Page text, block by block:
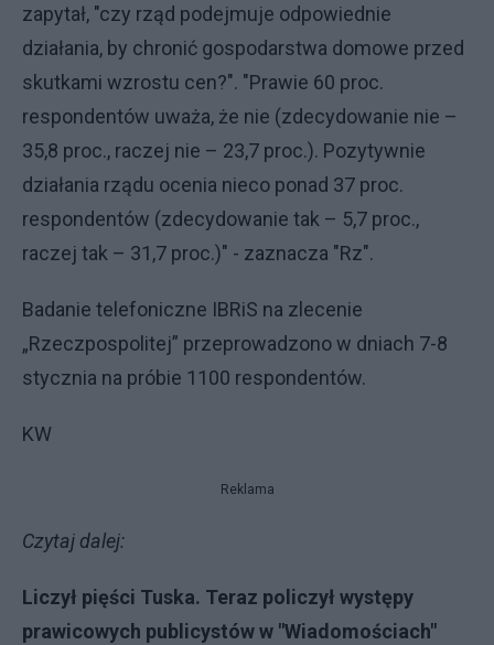
zapytał, "czy rząd podejmuje odpowiednie
działania, by chronić gospodarstwa domowe przed
skutkami wzrostu cen?". "Prawie 60 proc.
respondentów uważa, że nie (zdecydowanie nie –
35,8 proc., raczej nie – 23,7 proc.). Pozytywnie
działania rządu ocenia nieco ponad 37 proc.
respondentów (zdecydowanie tak – 5,7 proc.,
raczej tak – 31,7 proc.)" - zaznacza "Rz".
Badanie telefoniczne IBRiS na zlecenie
„Rzeczpospolitej” przeprowadzono w dniach 7-8
stycznia na próbie 1100 respondentów.
KW
Reklama
Czytaj dalej:
Liczył pięści Tuska. Teraz policzył występy
prawicowych publicystów w "Wiadomościach"